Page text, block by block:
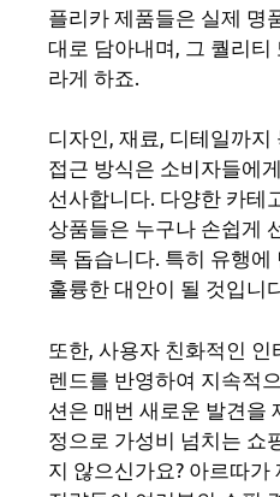
플리카 제품들은 실제 명
대로 담아내며, 그 퀄리티
라게 하죠.
디자인, 재료, 디테일까지
접근 방식은 소비자들에
선사합니다. 다양한 카테
상품들은 누구나 손쉽게
록 돕습니다. 특히 유행
훌륭한 대안이 될 것입니
또한, 사용자 친화적인
렌드를 반영하여 지속적
션은 매번 새로운 발견을
정으로 가성비 넘치는 쇼
지 않으신가요? 아르따